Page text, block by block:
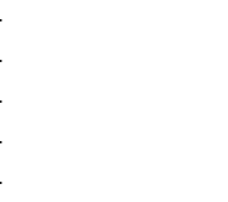
·
·
·
·
·